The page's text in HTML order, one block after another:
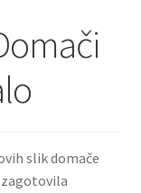
slik domače